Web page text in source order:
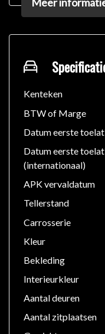
Rijstrooksensor
Leddagrijverlichting
Rijstrooksensor
PASSIEVE
Airbags: -
zijairbags:
Aan/uit-schakelaar
geluidssignaal
ISOFIX-
Gordelspanners
achteraan
BEVEILIGING:
Automatische
Dubbele
Kenteken
BTW of Marge
Datum eerste
Datum eerste
(internationaal)
APK vervaldatum
Tellerstand
Carrosserie
Kleur
Bekleding
Interieurkleur
Aantal deuren
Aantal zitplaatsen